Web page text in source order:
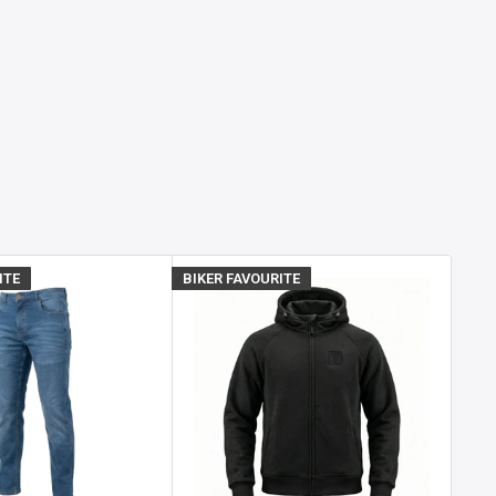
BIKER FAVOURITE